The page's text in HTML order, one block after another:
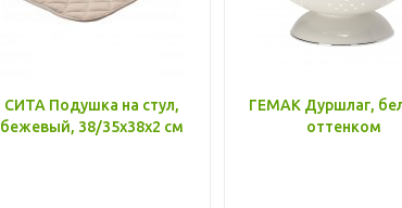
СИТА Подушка на стул,
бежевый, 38/35x38x2 см
ГЕМАК Дуршлаг,
оттенком